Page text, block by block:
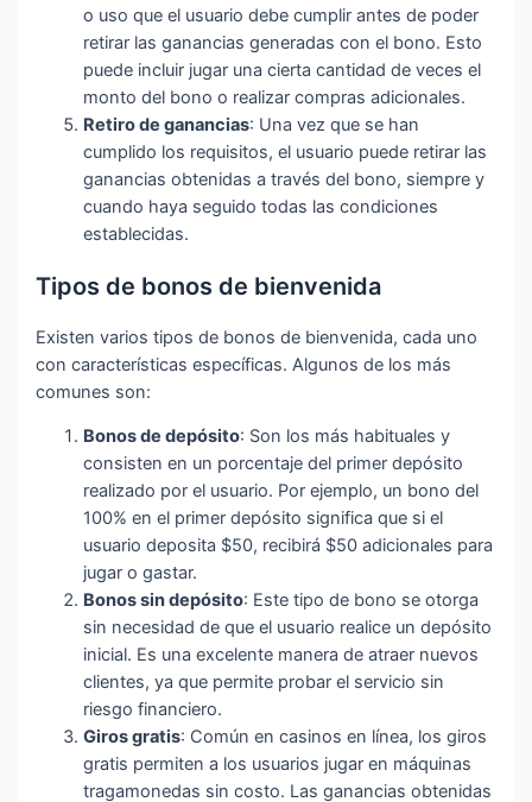
o uso que el usuario debe cumplir antes de poder
retirar las ganancias generadas con el bono. Esto
puede incluir jugar una cierta cantidad de veces el
monto del bono o realizar compras adicionales.
Retiro de ganancias: Una vez que se han
cumplido los requisitos, el usuario puede retirar las
ganancias obtenidas a través del bono, siempre y
cuando haya seguido todas las condiciones
establecidas.
Tipos de bonos de bienvenida
Existen varios tipos de bonos de bienvenida, cada uno
con características específicas. Algunos de los más
comunes son:
Bonos de depósito: Son los más habituales y
consisten en un porcentaje del primer depósito
realizado por el usuario. Por ejemplo, un bono del
100% en el primer depósito significa que si el
usuario deposita $50, recibirá $50 adicionales para
jugar o gastar.
Bonos sin depósito: Este tipo de bono se otorga
sin necesidad de que el usuario realice un depósito
inicial. Es una excelente manera de atraer nuevos
clientes, ya que permite probar el servicio sin
riesgo financiero.
Giros gratis: Común en casinos en línea, los giros
gratis permiten a los usuarios jugar en máquinas
tragamonedas sin costo. Las ganancias obtenidas